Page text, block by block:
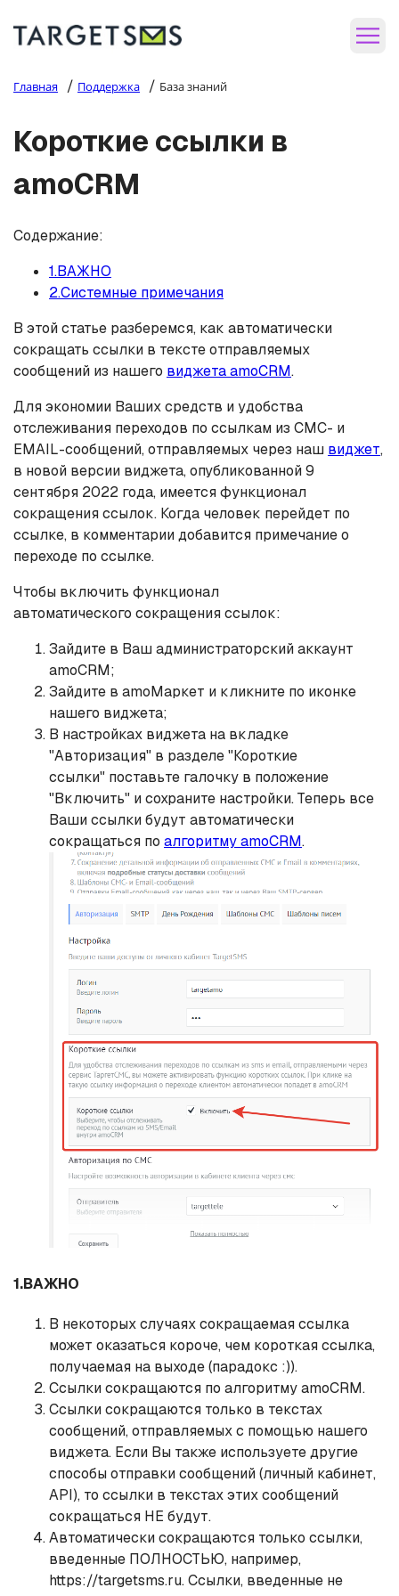
Главная / Поддержка / База знаний
Короткие ссылки в
amoCRM
Содержание:
1.ВАЖНО
2.Системные примечания
В этой статье разберемся, как автоматически
сокращать ссылки в тексте отправляемых
сообщений из нашего виджета amoCRM.
Для экономии Ваших средств и удобства
отслеживания переходов по ссылкам из СМС- и
EMAIL-сообщений, отправляемых через наш виджет,
в новой версии виджета, опубликованной 9
сентября 2022 года, имеется функционал
сокращения ссылок. Когда человек перейдет по
ссылке, в комментарии добавится примечание о
переходе по ссылке.
Чтобы включить функционал
автоматического сокращения ссылок:
Зайдите в Ваш администраторский аккаунт
amoCRM;
Зайдите в amoМаркет и кликните по иконке
нашего виджета;
В настройках виджета на вкладке
"Авторизация" в разделе "Короткие
ссылки" поставьте галочку в положение
"Включить" и сохраните настройки. Теперь все
Ваши ссылки будут автоматически
сокращаться по алгоритму amoCRM.
1.ВАЖНО
В некоторых случаях сокращаемая ссылка
может оказаться короче, чем короткая ссылка,
получаемая на выходе (парадокс :)).
Ссылки сокращаются по алгоритму amoCRM.
Ссылки сокращаются только в текстах
сообщений, отправляемых с помощью нашего
виджета. Если Вы также используете другие
способы отправки сообщений (личный кабинет,
API), то ссылки в текстах этих сообщений
сокращаться НЕ будут.
Автоматически сокращаются только ссылки,
введенные ПОЛНОСТЬЮ, например,
https://targetsms.ru. Ссылки, введенные не